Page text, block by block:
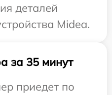
деталей
Midea.
за 35 минут
приедет по